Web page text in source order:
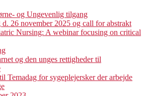
og Ungevenlig tilgang
d. 26 november 2025 og call for abstrakt
Nursing: A webinar focusing on critical
og den unges rettigheder til
Temadag for sygeplejersker der arbejde